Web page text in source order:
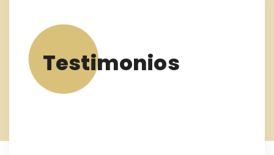
Testimonios